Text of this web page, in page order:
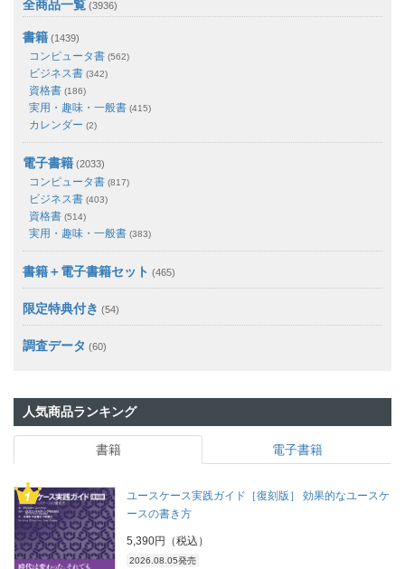
全商品一覧 (3936)
書籍 (1439)
コンピュータ書 (562)
ビジネス書 (342)
資格書 (186)
実用・趣味・一般書 (415)
カレンダー (2)
電子書籍 (2033)
コンピュータ書 (817)
ビジネス書 (403)
資格書 (514)
実用・趣味・一般書 (383)
書籍＋電子書籍セット (465)
限定特典付き (54)
調査データ (60)
人気商品ランキング
書籍 電子書籍
ユースケース実践ガイド［復刻版］ 効果的なユースケ
ースの書き方
5,390円（税込）
2026.08.05発売